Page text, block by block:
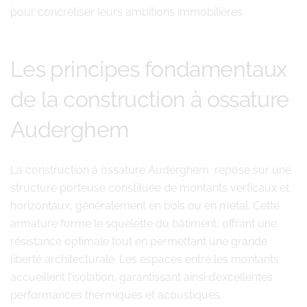
pour concrétiser leurs ambitions immobilières.
Les principes fondamentaux
de la construction à ossature
Auderghem
La construction à ossature Auderghem repose sur une
structure porteuse constituée de montants verticaux et
horizontaux, généralement en bois ou en métal. Cette
armature forme le squelette du bâtiment, offrant une
résistance optimale tout en permettant une grande
liberté architecturale. Les espaces entre les montants
accueillent l’isolation, garantissant ainsi d’excellentes
performances thermiques et acoustiques.